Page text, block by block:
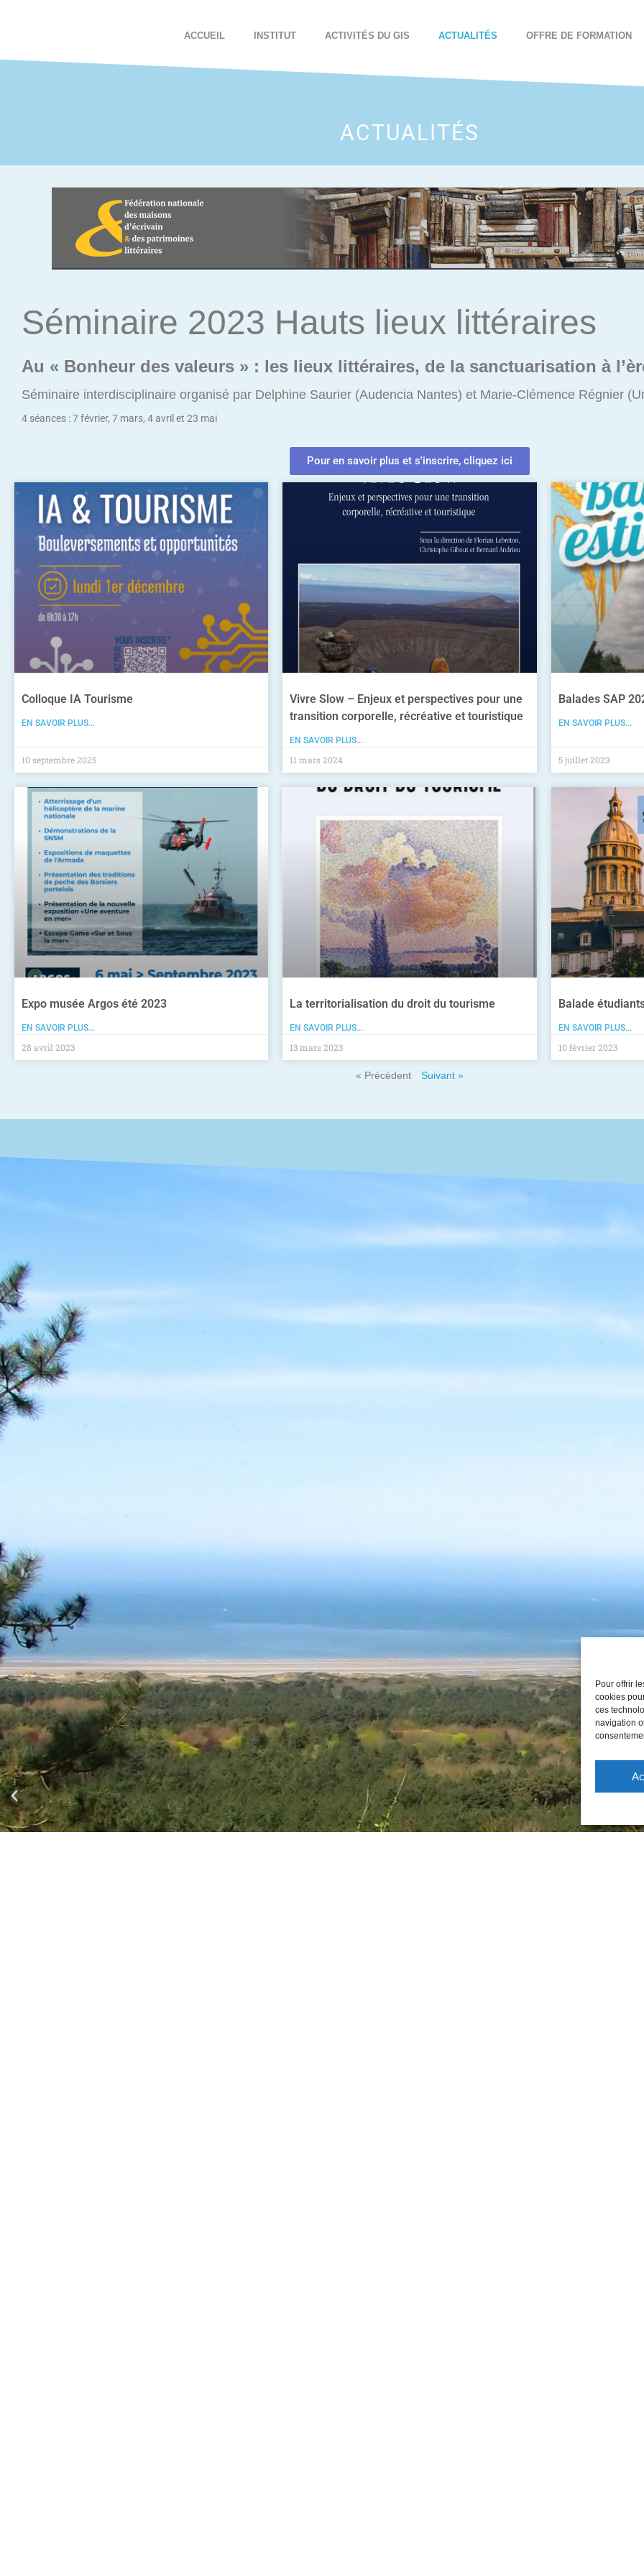
Pour offrir
cookies
ces
navigation
ACCUEIL INSTITUT ACTIVITÉS DU GIS ACTUALITÉS OFFRE DE FORMATION
ACTUALITÉS
Séminaire 2023 Hauts lieux littéraires
Au « Bonheur des valeurs » : les lieux littéraires, de la sanctuarisation à
Séminaire interdisciplinaire organisé par Delphine Saurier (Audencia Nantes) et Marie-Clémence Régnier
4 séances : 7 février, 7 mars, 4 avril et 23 mai
Pour en savoir plus et s'inscrire, cliquez ici
Colloque IA Tourisme
EN SAVOIR PLUS...
10 septembre 2025
Vivre Slow – Enjeux et perspectives pour une
transition corporelle, récréative et touristique
EN SAVOIR PLUS...
11 mars 2024
Balades SAP
EN SAVOIR PLUS...
5 juillet 2023
Expo musée Argos été 2023
EN SAVOIR PLUS...
28 avril 2023
La territorialisation du droit du tourisme
EN SAVOIR PLUS...
13 mars 2023
Balade
EN SAVOIR PLUS...
10 février 2023
« Précédent Suivant »